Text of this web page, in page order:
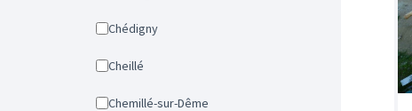
Chédigny
Cheillé
Chemillé-sur-Dême